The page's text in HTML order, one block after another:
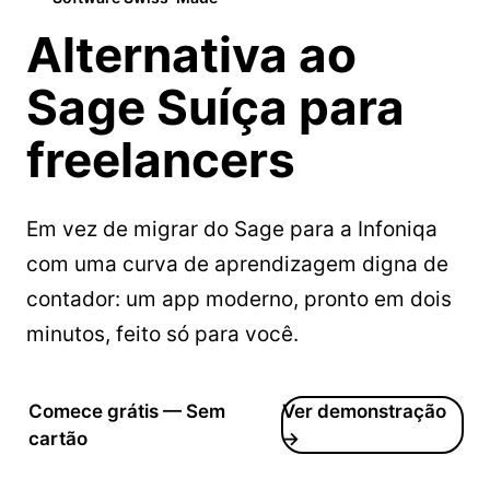
Alternativa ao
Sage Suíça para
freelancers
Em vez de migrar do Sage para a Infoniqa
com uma curva de aprendizagem digna de
contador: um app moderno, pronto em dois
minutos, feito só para você.
Comece grátis — Sem
cartão
Ver demonstração
→